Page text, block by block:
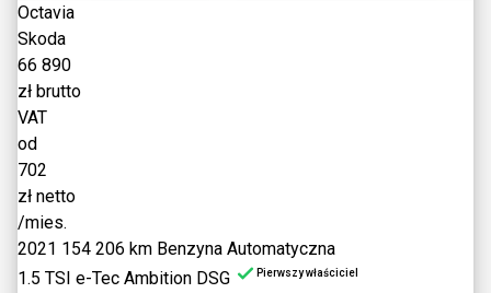
Octavia
Skoda
66 890
zł brutto
VAT
od
702
zł netto
/mies.
2021 154 206 km Benzyna Automatyczna
1.5 TSI e-Tec Ambition DSG
Pierwszy właściciel